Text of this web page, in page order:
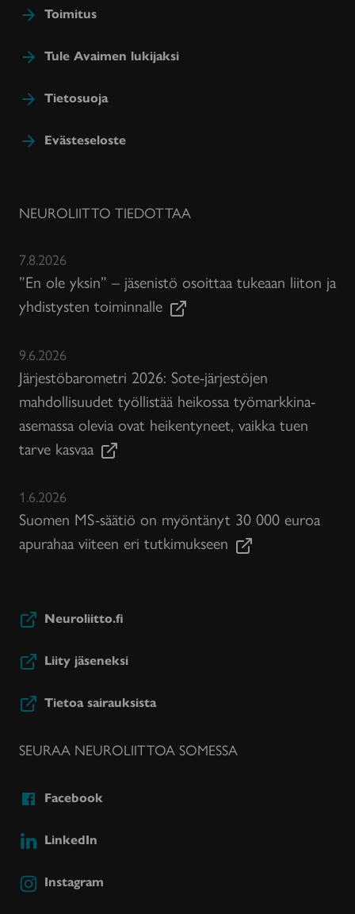
Toimitus
Tule Avaimen lukijaksi
Tietosuoja
Evästeseloste
NEUROLIITTO TIEDOTTAA
7.8.2026
”En ole yksin” – jäsenistö osoittaa tukeaan liiton ja
yhdistysten toiminnalle
9.6.2026
Järjestöbarometri 2026: Sote-järjestöjen
mahdollisuudet työllistää heikossa työmarkkina-
asemassa olevia ovat heikentyneet, vaikka tuen
tarve kasvaa
1.6.2026
Suomen MS-säätiö on myöntänyt 30 000 euroa
apurahaa viiteen eri tutkimukseen
Neuroliitto.fi
Liity jäseneksi
Tietoa sairauksista
SEURAA NEUROLIITTOA SOMESSA
Facebook
LinkedIn
Instagram